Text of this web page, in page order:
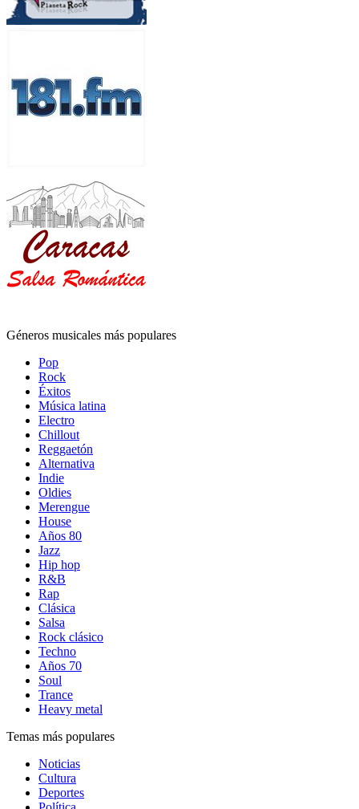
Géneros musicales más populares
Pop
Rock
Éxitos
Música latina
Electro
Chillout
Reggaetón
Alternativa
Indie
Oldies
Merengue
House
Años 80
Jazz
Hip hop
R&B
Rap
Clásica
Salsa
Rock clásico
Techno
Años 70
Soul
Trance
Heavy metal
Temas más populares
Noticias
Cultura
Deportes